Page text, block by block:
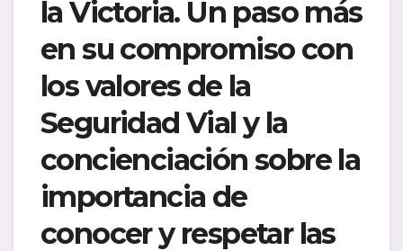
la Victoria. Un paso más
en su compromiso con
los valores de la
Seguridad Vial y la
concienciación sobre la
importancia de
conocer y respetar las